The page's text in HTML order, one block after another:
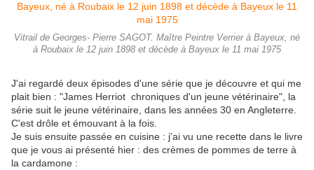
Vitrail de Georges- Pierre SAGOT. Maître Peintre Verrier à Bayeux, né
à Roubaix le 12 juin 1898 et décède à Bayeux le 11 mai 1975
J'ai regardé deux épisodes d'une série que je découvre et qui me
plait bien : "James Herriot chroniques d'un jeune vétérinaire", la
série suit le jeune vétérinaire, dans les années 30 en Angleterre.
C'est drôle et émouvant à la fois.
Je suis ensuite passée en cuisine : j'ai vu une recette dans le livre
que je vous ai présenté hier : des crèmes de pommes de terre à
la cardamone :